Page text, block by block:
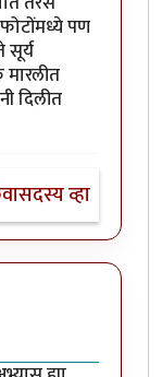
पण
दिलीत
सदस्य व्हा